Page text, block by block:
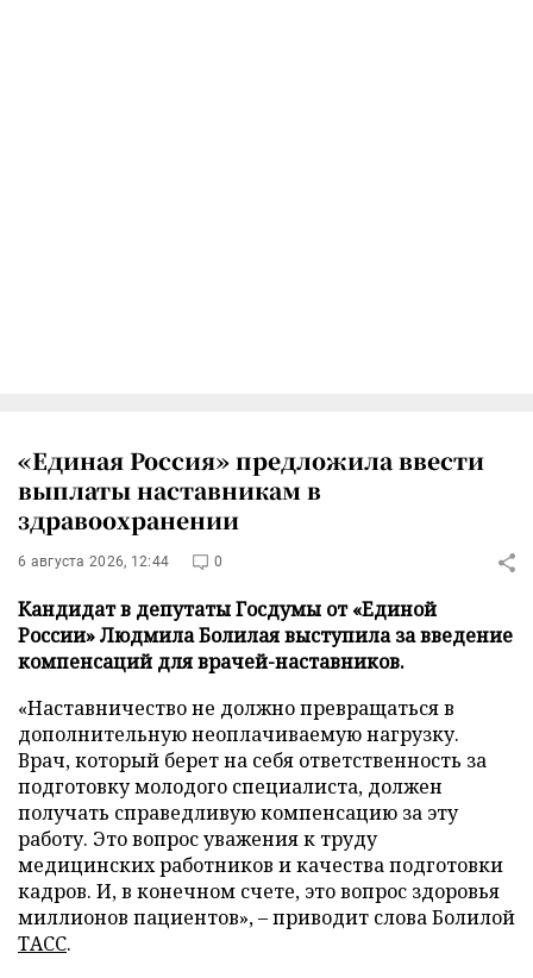
«Единая Россия» предложила ввести
выплаты наставникам в
здравоохранении
6 августа 2026, 12:44 0
Кандидат в депутаты Госдумы от «Единой
России» Людмила Болилая выступила за введение
компенсаций для врачей-наставников.
«Наставничество не должно превращаться в
дополнительную неоплачиваемую нагрузку.
Врач, который берет на себя ответственность за
подготовку молодого специалиста, должен
получать справедливую компенсацию за эту
работу. Это вопрос уважения к труду
медицинских работников и качества подготовки
кадров. И, в конечном счете, это вопрос здоровья
миллионов пациентов», – приводит слова Болилой
ТАСС.